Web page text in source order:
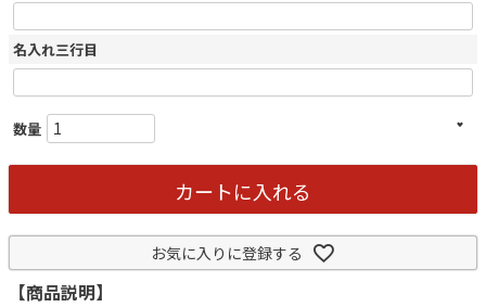
名入れ三行目
カートに入れる
お気に入りに登録する
【商品説明】